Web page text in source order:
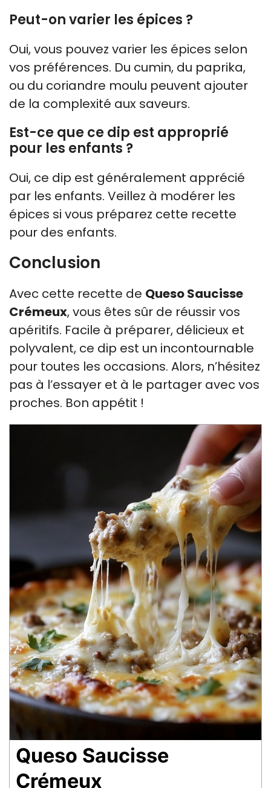
Peut-on varier les épices ?
Oui, vous pouvez varier les épices selon
vos préférences. Du cumin, du paprika,
ou du coriandre moulu peuvent ajouter
de la complexité aux saveurs.
Est-ce que ce dip est approprié
pour les enfants ?
Oui, ce dip est généralement apprécié
par les enfants. Veillez à modérer les
épices si vous préparez cette recette
pour des enfants.
Conclusion
Avec cette recette de Queso Saucisse
Crémeux, vous êtes sûr de réussir vos
apéritifs. Facile à préparer, délicieux et
polyvalent, ce dip est un incontournable
pour toutes les occasions. Alors, n’hésitez
pas à l’essayer et à le partager avec vos
proches. Bon appétit !
Queso Saucisse
Crémeux